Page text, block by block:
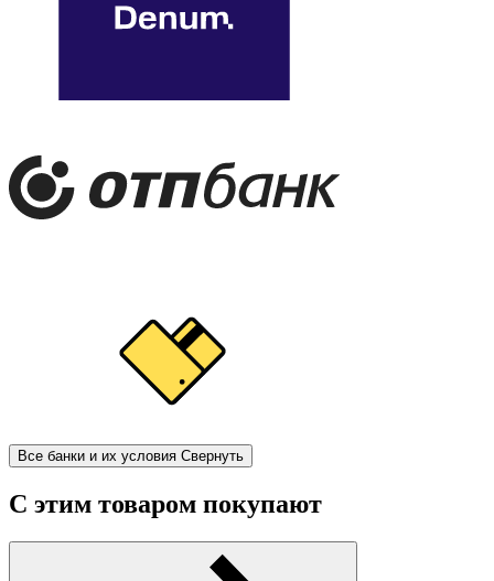
Все банки и их условия Свернуть
С этим товаром покупают